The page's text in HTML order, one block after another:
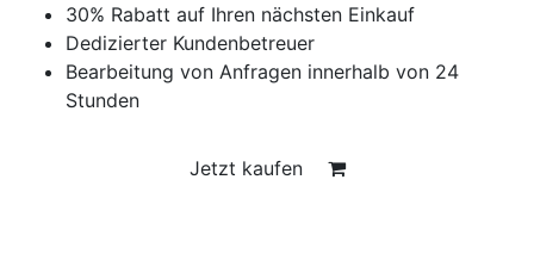
30% Rabatt auf Ihren nächsten Einkauf
Dedizierter Kundenbetreuer
Bearbeitung von Anfragen innerhalb von 24
Stunden
Jetzt kaufen